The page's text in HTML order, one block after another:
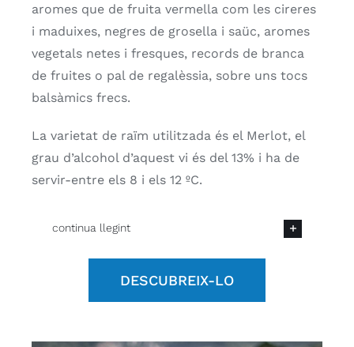
aromes que de fruita vermella com les cireres
i maduixes, negres de grosella i saüc, aromes
vegetals netes i fresques, records de branca
de fruites o pal de regalèssia, sobre uns tocs
balsàmics frecs.
La varietat de raïm utilitzada és el Merlot, el
grau d’alcohol d’aquest vi és del 13% i ha de
servir-entre els 8 i els 12 ºC.
continua llegint
DESCUBREIX-LO